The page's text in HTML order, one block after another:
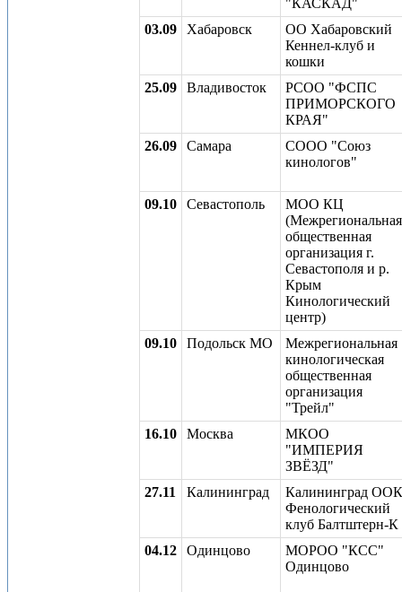
"КАСКАД"
03.09
Хабаровск
ОО Хабаровский
Кеннел-клуб и
кошки
25.09
Владивосток
РСОО "ФСПС
ПРИМОРСКОГО
КРАЯ"
26.09
Самара
СООО "Союз
кинологов"
09.10 Севастополь
МОО КЦ
(Межрегиональная
общественная
организация г.
Севастополя и р.
Крым
Кинологический
центр)
09.10
Подольск МО
Межрегиональная
кинологическая
общественная
организация
"Трейл"
16.10
Москва
МКОО
"ИМПЕРИЯ
ЗВЁЗД"
27.11
Калининград
Калининград ООК
Фенологический
клуб Балтштерн-К
04.12
Одинцово
МОРОО "КСС"
Одинцово